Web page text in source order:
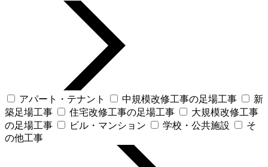
アパート・テナント 中規模改修工事の足場工事
新
築足場工事
住宅改修工事の足場工事
大規模改修工事
の足場工事
ビル・マンション 学校・公共施設
そ
の他工事